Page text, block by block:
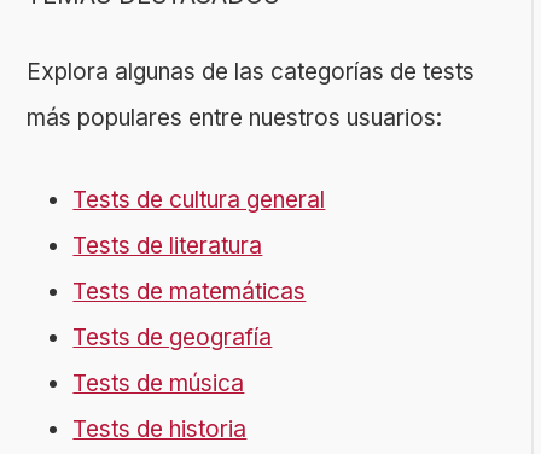
Explora algunas de las categorías de tests
más populares entre nuestros usuarios:
Tests de cultura general
Tests de literatura
Tests de matemáticas
Tests de geografía
Tests de música
Tests de historia